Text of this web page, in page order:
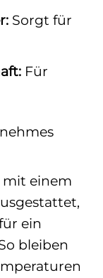
Sorgt für
Für
mit einem
ein
bleiben